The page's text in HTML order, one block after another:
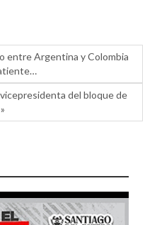
entre Argentina y Colombia
del bloque de